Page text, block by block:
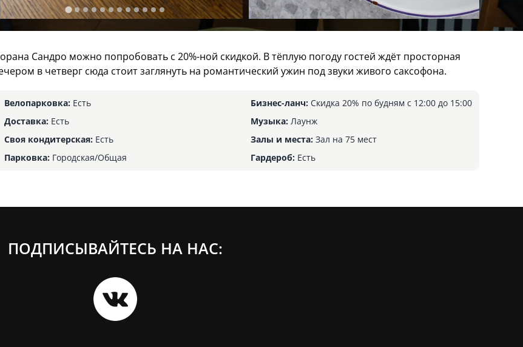
Сандро можно попробовать с 20%-ной скидкой. В тёплую погоду гостей ждёт просторная
в четверг сюда стоит заглянуть на романтический ужин под звуки живого саксофона.
Велопарковка: Есть
Доставка: Есть
Своя кондитерская: Есть
Парковка: Городская/Общая
Бизнес-ланч:Скидка 20% по будням с 12:00 до 15:00
Музыка:Лаунж
Залы и места:Зал на 75 мест
Гардероб:Есть
ПОДПИСЫВАЙТЕСЬ НА НАС: